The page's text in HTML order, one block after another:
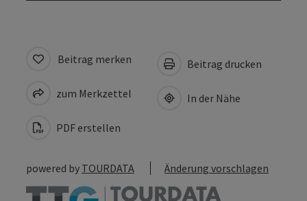
Beitrag merken
zum Merkzettel
PDF erstellen
Beitrag drucken
In der Nähe
powered by TOURDATA Änderung vorschlagen